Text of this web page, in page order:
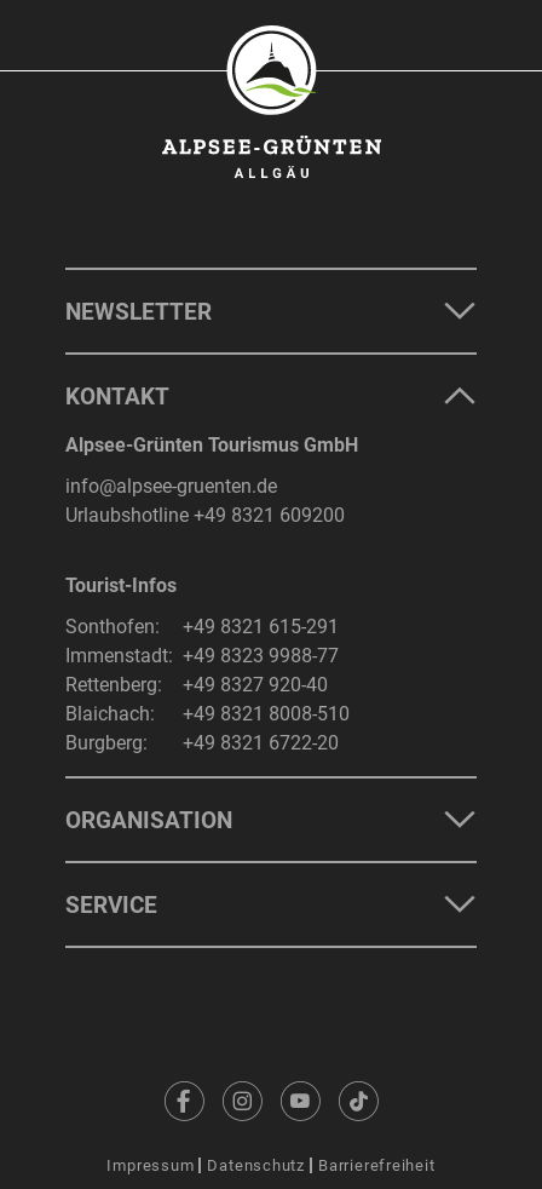
NEWSLETTER
KONTAKT
Alpsee-Grünten Tourismus GmbH
info@alpsee-gruenten.de
Urlaubshotline +49 8321 609200
Tourist-Infos
Sonthofen:
+49 8321 615-291
Immenstadt: +49 8323 9988-77
Rettenberg:
+49 8327 920-40
Blaichach:
+49 8321 8008-510
Burgberg:
+49 8321 6722-20
ORGANISATION
SERVICE
Impressum Datenschutz Barrierefreiheit